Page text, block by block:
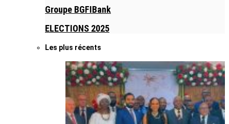
Groupe BGFIBank
ELECTIONS 2025
Les plus récents